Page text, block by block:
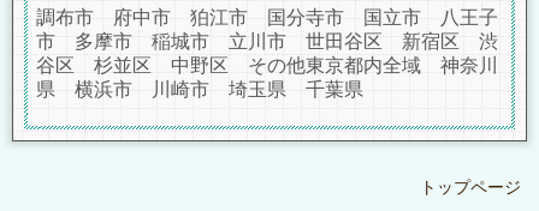
調布市 府中市 狛江市 国分寺市 国立市 八王子
市 多摩市 稲城市 立川市 世田谷区 新宿区 渋
谷区 杉並区 中野区 その他東京都内全域 神奈川
県 横浜市 川崎市 埼玉県 千葉県
トップページ